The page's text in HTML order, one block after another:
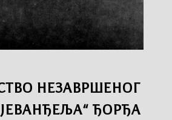
НЕЗАВРШЕНОГ
ЂОРЂА